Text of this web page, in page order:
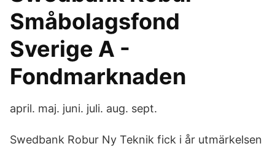
Småbolagsfond
Sverige A -
Fondmarknaden
april. maj. juni. juli. aug. sept.
Swedbank Robur Ny Teknik fick i år utmärkelsen